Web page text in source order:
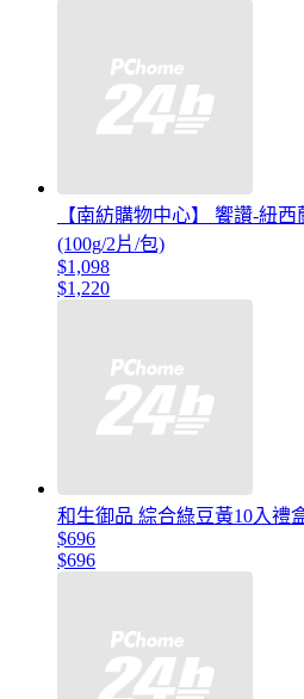
【南紡購物中心】 饗讚-紐
(100g/2片/包)
$1,098
$1,220
和生御品 綜合綠豆黃10入禮
$696
$696